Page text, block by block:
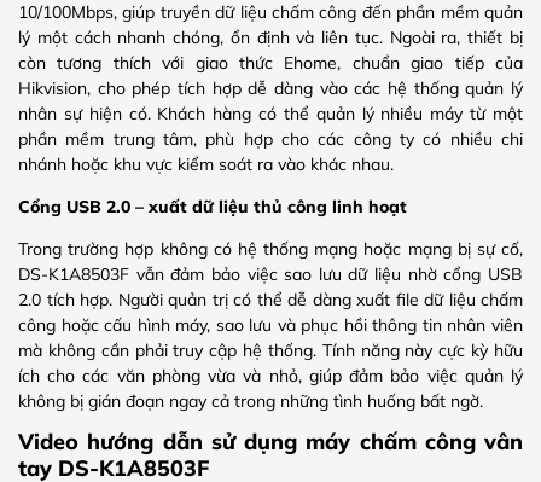
10/100Mbps, giúp truyền dữ liệu chấm công đến phần mềm quản
lý một cách nhanh chóng, ổn định và liên tục. Ngoài ra, thiết bị
còn tương thích với giao thức Ehome, chuẩn giao tiếp của
Hikvision, cho phép tích hợp dễ dàng vào các hệ thống quản lý
nhân sự hiện có. Khách hàng có thể quản lý nhiều máy từ một
phần mềm trung tâm, phù hợp cho các công ty có nhiều chi
nhánh hoặc khu vực kiểm soát ra vào khác nhau.
Cổng USB 2.0 – xuất dữ liệu thủ công linh hoạt
Trong trường hợp không có hệ thống mạng hoặc mạng bị sự cố,
DS-K1A8503F vẫn đảm bảo việc sao lưu dữ liệu nhờ cổng USB
2.0 tích hợp. Người quản trị có thể dễ dàng xuất file dữ liệu chấm
công hoặc cấu hình máy, sao lưu và phục hồi thông tin nhân viên
mà không cần phải truy cập hệ thống. Tính năng này cực kỳ hữu
ích cho các văn phòng vừa và nhỏ, giúp đảm bảo việc quản lý
không bị gián đoạn ngay cả trong những tình huống bất ngờ.
Video hướng dẫn sử dụng máy chấm công vân
tay DS-K1A8503F